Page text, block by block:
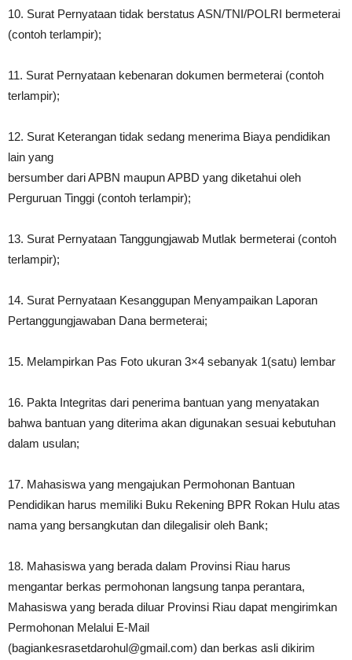
10. Surat Pernyataan tidak berstatus ASN/TNI/POLRI bermeterai
(contoh terlampir);
11. Surat Pernyataan kebenaran dokumen bermeterai (contoh
terlampir);
12. Surat Keterangan tidak sedang menerima Biaya pendidikan
lain yang
bersumber dari APBN maupun APBD yang diketahui oleh
Perguruan Tinggi (contoh terlampir);
13. Surat Pernyataan Tanggungjawab Mutlak bermeterai (contoh
terlampir);
14. Surat Pernyataan Kesanggupan Menyampaikan Laporan
Pertanggungjawaban Dana bermeterai;
15. Melampirkan Pas Foto ukuran 3×4 sebanyak 1(satu) lembar
16. Pakta Integritas dari penerima bantuan yang menyatakan
bahwa bantuan yang diterima akan digunakan sesuai kebutuhan
dalam usulan;
17. Mahasiswa yang mengajukan Permohonan Bantuan
Pendidikan harus memiliki Buku Rekening BPR Rokan Hulu atas
nama yang bersangkutan dan dilegalisir oleh Bank;
18. Mahasiswa yang berada dalam Provinsi Riau harus
mengantar berkas permohonan langsung tanpa perantara,
Mahasiswa yang berada diluar Provinsi Riau dapat mengirimkan
Permohonan Melalui E-Mail
(bagiankesrasetdarohul@gmail.com) dan berkas asli dikirim